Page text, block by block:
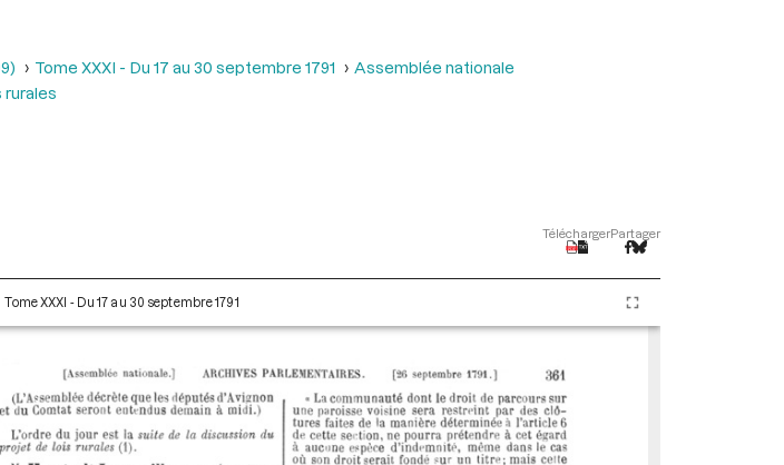
Tome XXXI - Du 17 au 30 septembre 1791
Assemblée nationale
rurales
TéléchargerPartager
Tome XXXI - Du 17 au 30 septembre 1791